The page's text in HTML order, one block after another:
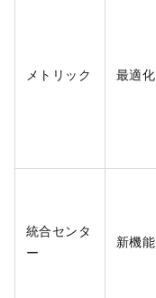
メトリック 最適化
統合センタ
ー
新機能